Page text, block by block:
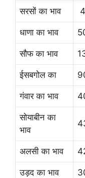
सरसों का भाव
धाणा का भाव
सौफ का भाव
ईसबगोल का
गंवार का भाव
सोयाबीन का
भाव
अलसी का भाव
उड़द का भाव